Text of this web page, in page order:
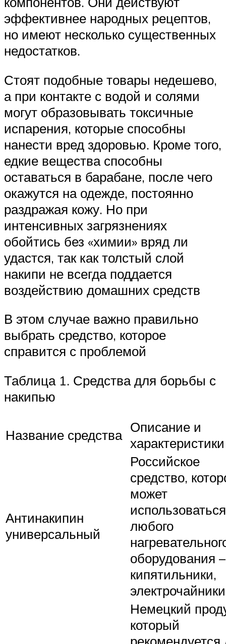
эффективнее народных рецептов,
но имеют несколько существенных
недостатков.
Стоят подобные товары недешево,
а при контакте с водой и солями
могут образовывать токсичные
испарения, которые способны
нанести вред здоровью. Кроме того,
едкие вещества способны
оставаться в барабане, после чего
окажутся на одежде, постоянно
раздражая кожу. Но при
интенсивных загрязнениях
обойтись без «химии» вряд ли
удастся, так как толстый слой
накипи не всегда поддается
воздействию домашних средств
В этом случае важно правильно
выбрать средство, которое
справится с проблемой
Таблица 1. Средства для борьбы с
накипью
Название средства Описание и
характеристики
Антинакипин
универсальный
Российское
средство,
может
любого
оборудования –
кипятильники,
Немецкий
который